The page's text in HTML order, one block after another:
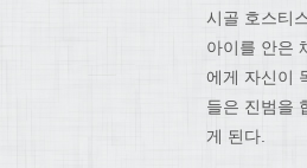
시골 호스티
아이를 안은
에게 자신이
들은 진범을
게 된다.